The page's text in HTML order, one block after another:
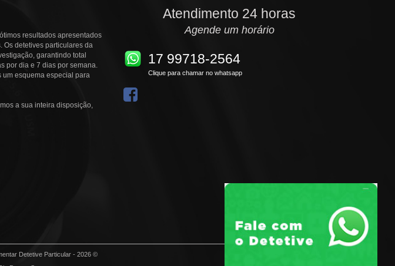
resultados apresentados
Os detetives particulares da
garantindo total
por dia e 7 dias por semana.
um esquema especial para
a sua inteira disposição,
Atendimento 24 horas
Agende um horário
17 99718-2564
Clique para chamar no whatsapp
Detetive Particular - 2026 ©